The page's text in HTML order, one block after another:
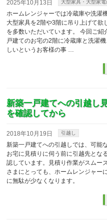
2025年10月13日 大型家具・大型家電
ホームレンジャーでは冷蔵庫や洗濯
大型家具を2階や3階に吊り上げて欲
を多数いただいています。 今回ご紹
戸建てのお宅の2階に冷蔵庫と洗濯
しいというお客様の事 …
新築一戸建てへの引越し
を確認してから
2018年10月19日 引越し
新築一戸建てへの引越しでは、可能
お宅に見積りに伺う前に引越先とな
認しています。見積り作業がスムー
さまにとっても、ホームレンジャー
に無駄が少なくなります。